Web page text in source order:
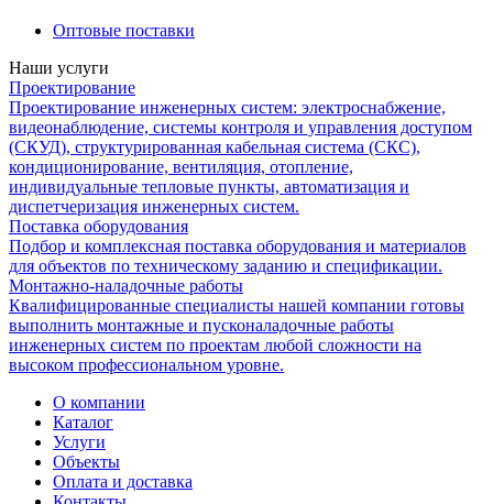
Оптовые поставки
Наши услуги
Проектирование
Проектирование инженерных систем: электроснабжение,
видеонаблюдение, системы контроля и управления доступом
(СКУД), структурированная кабельная система (СКС),
кондиционирование, вентиляция, отопление,
индивидуальные тепловые пункты, автоматизация и
диспетчеризация инженерных систем.
Поставка оборудования
Подбор и комплексная поставка оборудования и материалов
для объектов по техническому заданию и спецификации.
Монтажно-наладочные работы
Квалифицированные специалисты нашей компании готовы
выполнить монтажные и пусконаладочные работы
инженерных систем по проектам любой сложности на
высоком профессиональном уровне.
О компании
Каталог
Услуги
Объекты
Оплата и доставка